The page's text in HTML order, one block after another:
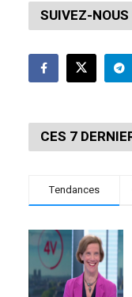
SUIVEZ-NOUS
CES 7
Tendances